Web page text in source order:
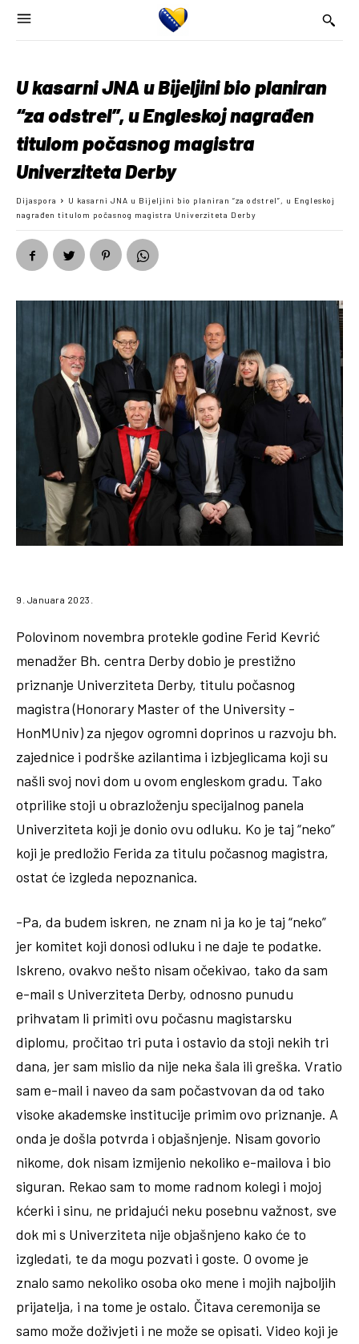
U kasarni JNA u Bijeljini bio planiran
“za odstrel”, u Engleskoj nagrađen
titulom počasnog magistra
Univerziteta Derby
Dijaspora
U kasarni JNA u Bijeljini bio planiran “za odstrel”, u Engleskoj
nagrađen titulom počasnog magistra Univerziteta Derby
9. Januara 2023.
Polovinom novembra protekle godine Ferid Kevrić
menadžer Bh. centra Derby dobio je prestižno
priznanje Univerziteta Derby, titulu počasnog
magistra (Honorary Master of the University -
HonMUniv) za njegov ogromni doprinos u razvoju bh.
zajednice i podrške azilantima i izbjeglicama koji su
našli svoj novi dom u ovom engleskom gradu. Tako
otprilike stoji u obrazloženju specijalnog panela
Univerziteta koji je donio ovu odluku. Ko je taj “neko”
koji je predložio Ferida za titulu počasnog magistra,
ostat će izgleda nepoznanica.
-Pa, da budem iskren, ne znam ni ja ko je taj “neko”
jer komitet koji donosi odluku i ne daje te podatke.
Iskreno, ovakvo nešto nisam očekivao, tako da sam
e-mail s Univerziteta Derby, odnosno punudu
prihvatam li primiti ovu počasnu magistarsku
diplomu, pročitao tri puta i ostavio da stoji nekih tri
dana, jer sam mislio da nije neka šala ili greška. Vratio
sam e-mail i naveo da sam počastvovan da od tako
visoke akademske institucije primim ovo priznanje. A
onda je došla potvrda i objašnjenje. Nisam govorio
nikome, dok nisam izmijenio nekoliko e-mailova i bio
siguran. Rekao sam to mome radnom kolegi i mojoj
kćerki i sinu, ne pridajući neku posebnu važnost, sve
dok mi s Univerziteta nije objašnjeno kako će to
izgledati, te da mogu pozvati i goste. O ovome je
znalo samo nekoliko osoba oko mene i mojih najboljih
prijatelja, i na tome je ostalo. Čitava ceremonija se
samo može doživjeti i ne može se opisati. Video koji je